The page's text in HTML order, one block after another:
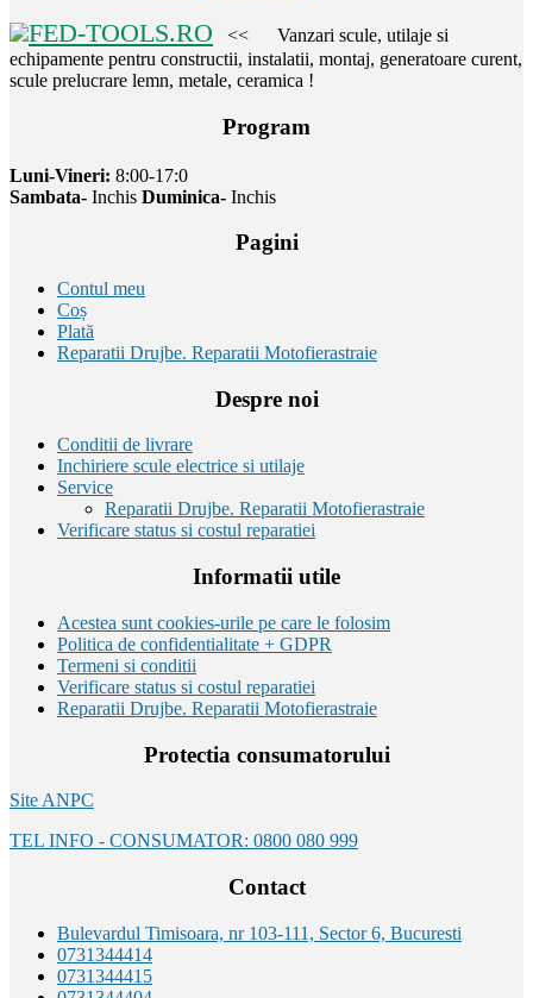
FED-TOOLS.RO << Vanzari scule, utilaje si
echipamente pentru constructii, instalatii, montaj, generatoare curent,
scule prelucrare lemn, metale, ceramica !
Program
Luni-Vineri: 8:00-17:0
Sambata- Inchis Duminica- Inchis
Pagini
Contul meu
Coș
Plată
Reparatii Drujbe. Reparatii Motofierastraie
Despre noi
Conditii de livrare
Inchiriere scule electrice si utilaje
Service
Reparatii Drujbe. Reparatii Motofierastraie
Verificare status si costul reparatiei
Informatii utile
Acestea sunt cookies-urile pe care le folosim
Politica de confidentialitate + GDPR
Termeni si conditii
Verificare status si costul reparatiei
Reparatii Drujbe. Reparatii Motofierastraie
Protectia consumatorului
Site ANPC
TEL INFO - CONSUMATOR: 0800 080 999
Contact
Bulevardul Timisoara, nr 103-111, Sector 6, Bucuresti
0731344414
0731344415